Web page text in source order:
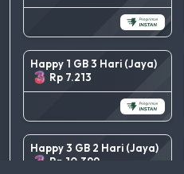
Happy 1 GB 3 Hari (Jaya)
Rp 7.213
Happy 3 GB 2 Hari (Jaya)
Rp 10.399